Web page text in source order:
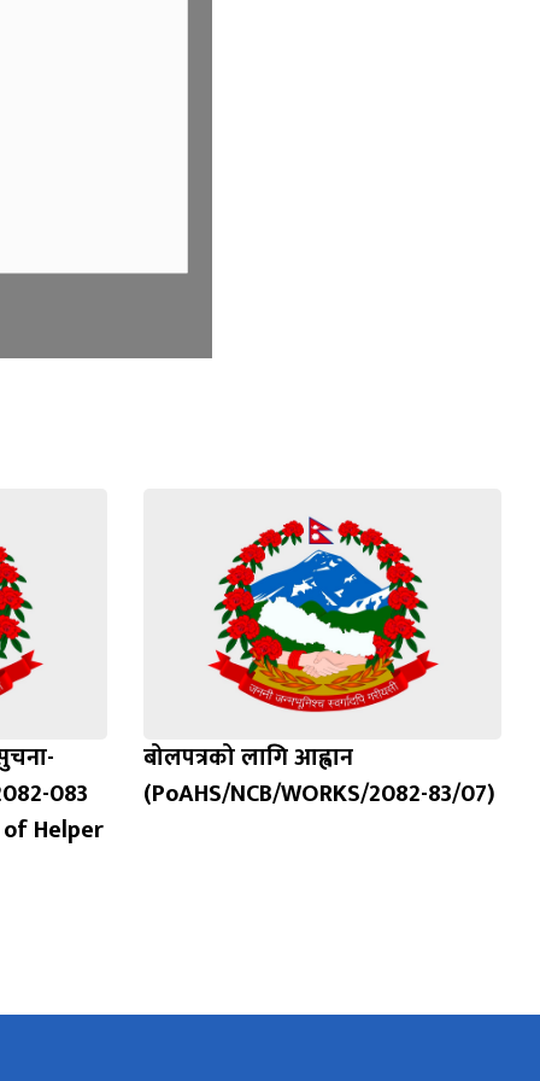
083
Helper
बोलपत्रको लागि आह्वान
(PoAHS/NCB/WORKS/2082-83/07)